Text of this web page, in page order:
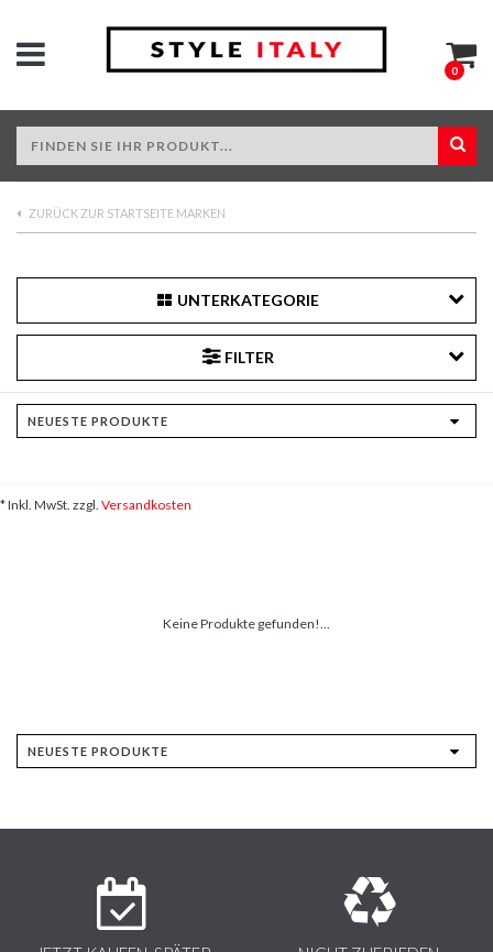
0
ZURÜCK ZUR STARTSEITE MARKEN
UNTERKATEGORIE
FILTER
* Inkl. MwSt. zzgl. Versandkosten
Keine Produkte gefunden!...